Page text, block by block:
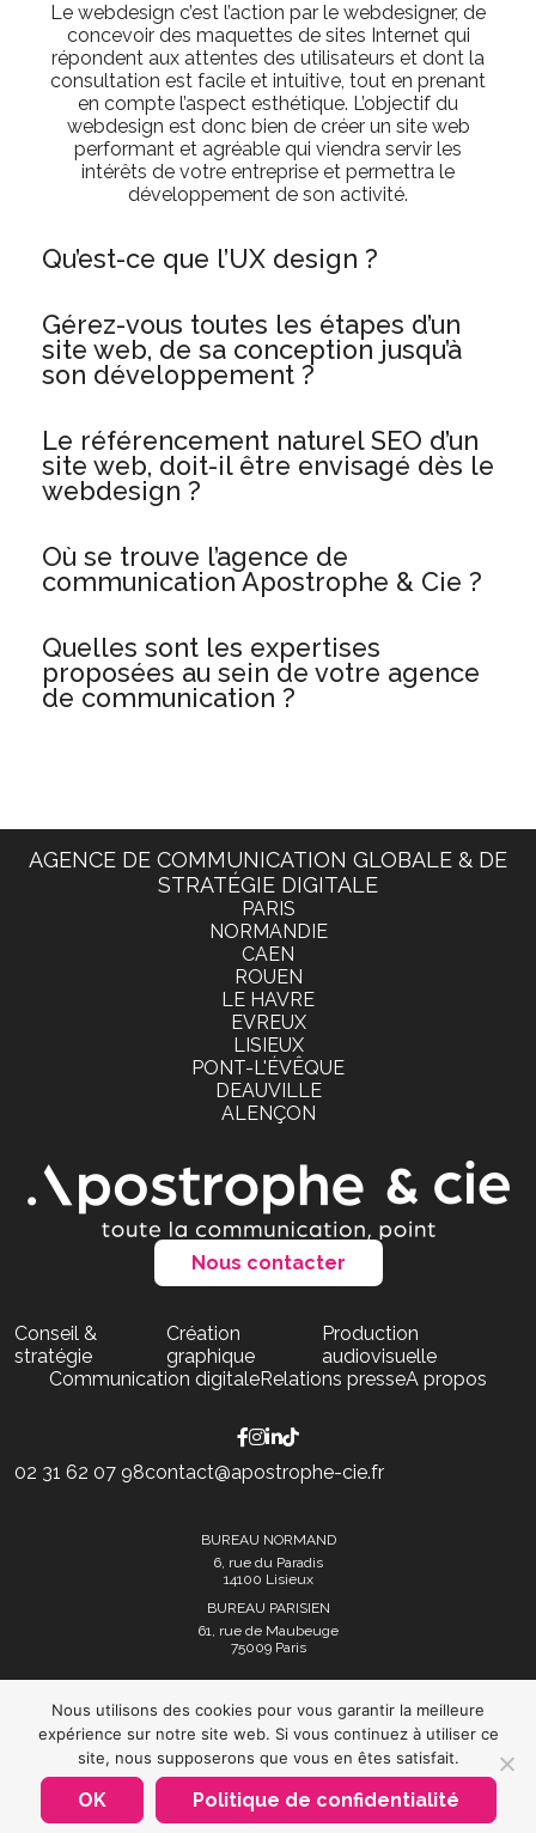
Le webdesign c’est l’action par le webdesigner, de
concevoir des maquettes de sites Internet qui
répondent aux attentes des utilisateurs et dont la
consultation est facile et intuitive, tout en prenant
en compte l’aspect esthétique. L’objectif du
webdesign est donc bien de créer un site web
performant et agréable qui viendra servir les
intérêts de votre entreprise et permettra le
développement de son activité.
Qu’est-ce que l’UX design ?
Gérez-vous toutes les étapes d’un
site web, de sa conception jusqu’à
son développement ?
Le référencement naturel SEO d’un
site web, doit-il être envisagé dès le
webdesign ?
Où se trouve l’agence de
communication Apostrophe & Cie ?
Quelles sont les expertises
proposées au sein de votre agence
de communication ?
AGENCE DE COMMUNICATION GLOBALE & DE
STRATÉGIE DIGITALE
PARIS
NORMANDIE
CAEN
ROUEN
LE HAVRE
EVREUX
LISIEUX
PONT-L'ÉVÊQUE
DEAUVILLE
ALENÇON
Nous contacter
Conseil &
stratégie
Création
graphique
Production
audiovisuelle
Communication digitaleRelations presseA propos
02 31 62 07 98contact@apostrophe-cie.fr
BUREAU NORMAND
6, rue du Paradis
14100 Lisieux
BUREAU PARISIEN
61, rue de Maubeuge
75009 Paris
Mentions légales et politique de confidentialité
Plan du site
Nous utilisons des cookies pour vous garantir la meilleure
expérience sur notre site web. Si vous continuez à utiliser ce
site, nous supposerons que vous en êtes satisfait.
OK Politique de confidentialité